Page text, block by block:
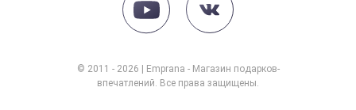
Фотосессия© 2011 - 2026 | Emprana - Магазин подарков-
впечатлений. Все права защищены.